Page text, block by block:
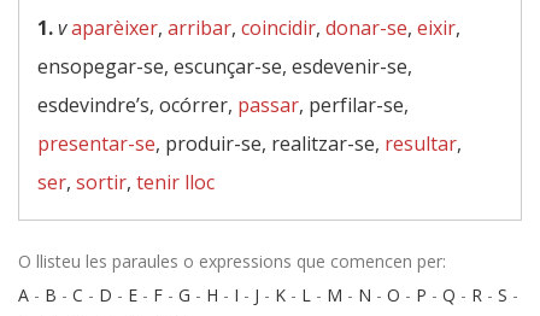
1.vaparèixer, arribar, coincidir, donar-se, eixir,
ensopegar-se, escunçar-se, esdevenir-se,
esdevindre’s, ocórrer, passar, perfilar-se,
presentar-se, produir-se, realitzar-se, resultar,
ser, sortir, tenir lloc
O llisteu les paraules o expressions que comencen per:
A - B - C - D - E - F - G - H - I - J - K - L - M - N - O - P - Q - R - S -